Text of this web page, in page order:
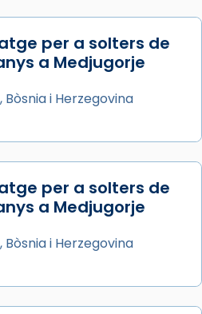
Barcelona
Juliana i
de sant Cugat, a
sorgeix la tradició
(“relatiu a Júlia”) i
a Semprònia =
seves. I l’any 1667, el
afirma en una obra
de l’antiga Iluro.
les relíq
per a solters de
a Medjugorje
Bòsnia i Herzegovina
per a solters de
a Medjugorje
Bòsnia i Herzegovina